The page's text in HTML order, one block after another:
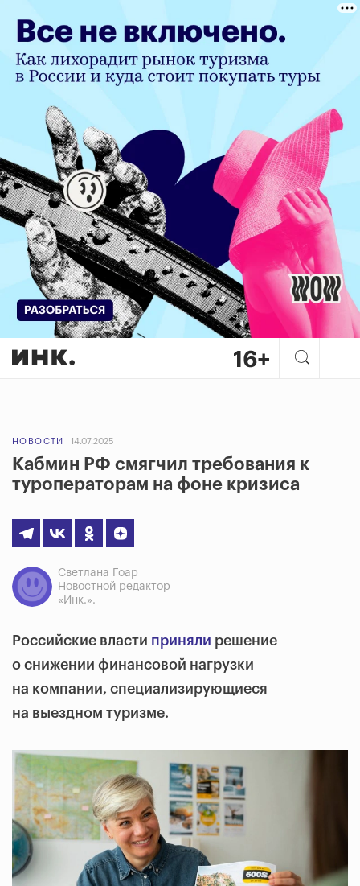
НОВОСТИ 14.07.2025
Кабмин РФ смягчил требования к
туроператорам на фоне кризиса
Светлана Гоар
Новостной редактор
«Инк.».
Российские власти приняли решение
о снижении финансовой нагрузки
на компании, специализирующиеся
на выездном туризме.